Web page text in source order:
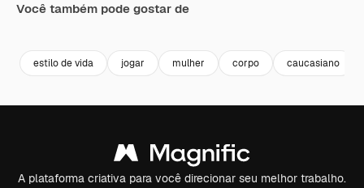
Você também pode gostar de
estilo de vida jogar mulher corpo caucasiano
A plataforma criativa para você direcionar seu melhor trabalho.